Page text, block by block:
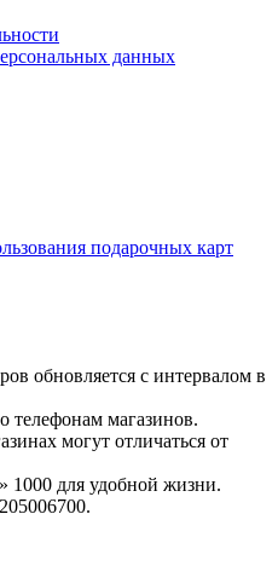
данных
подарочных карт
обновляется с интервалом в
телефонам магазинов.
могут отличаться от
для удобной жизни.